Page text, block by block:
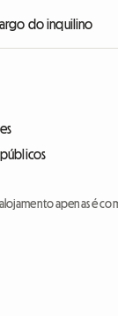
do inquilino
apenas é